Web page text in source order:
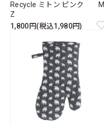
Recycle ミトン ピンク M
Z
1,800円(税込1,980円)